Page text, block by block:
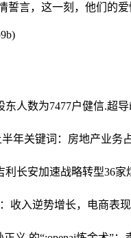
言，这一刻，他们的爱
东人数为7477户健信.超导
年关键词：房地产业务
利长安加速战略转型36家
收入逆势增长，电商表